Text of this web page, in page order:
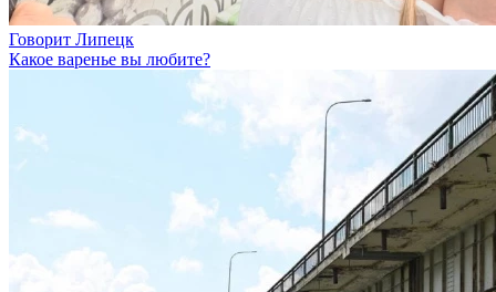
Говорит Липецк
Какое варенье вы любите?